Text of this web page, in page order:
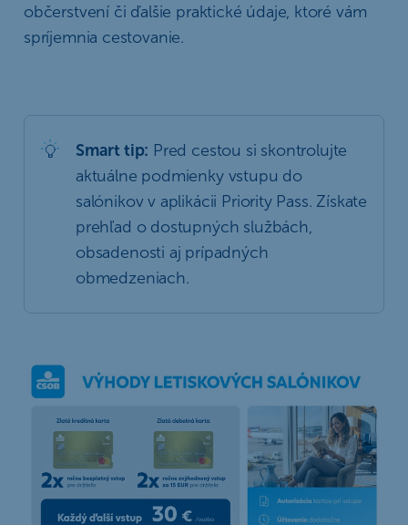
občerstvení či ďalšie praktické údaje, ktoré vám
spríjemnia cestovanie.
Smart tip: Pred cestou si skontrolujte
aktuálne podmienky vstupu do
salónikov v aplikácii Priority Pass. Získate
prehľad o dostupných službách,
obsadenosti aj prípadných
obmedzeniach.